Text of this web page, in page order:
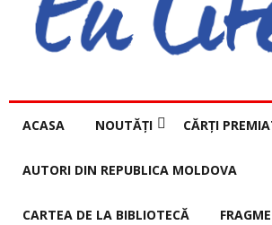
ACASA NOUTĂȚI CĂRȚI
AUTORI DIN REPUBLICA MOLDOVA
CARTEA DE LA BIBLIOTECĂ